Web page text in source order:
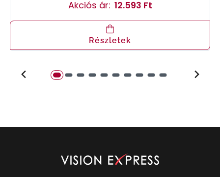
Akciós ár: 12.593 Ft
Részletek